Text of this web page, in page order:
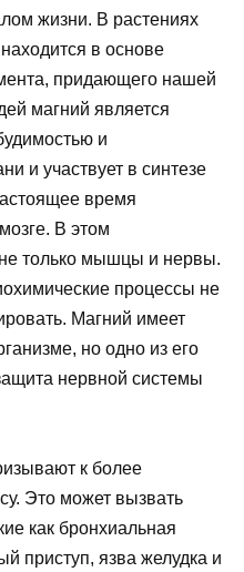
жизни. В растениях
в основе
придающего нашей
магний является
и
и участвует в синтезе
время
В этом
только мышцы и нервы.
процессы не
Магний имеет
но одно из его
нервной системы
к более
Это может вызвать
как бронхиальная
приступ, язва желудка и